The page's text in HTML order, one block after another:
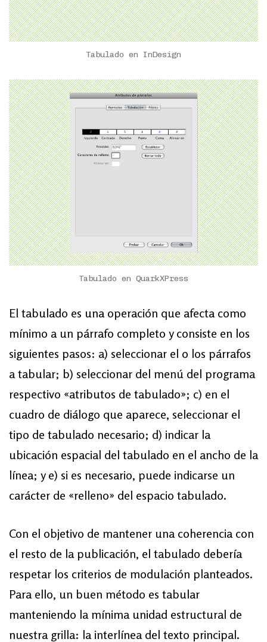
Tabulado en InDesign
Tabulado en QuarkXPress
El tabulado es una operación que afecta como
mínimo a un párrafo completo y consiste en los
siguientes pasos: a) seleccionar el o los párrafos
a tabular; b) seleccionar del menú del programa
respectivo «atributos de tabulado»; c) en el
cuadro de diálogo que aparece, seleccionar el
tipo de tabulado necesario; d) indicar la
ubicación espacial del tabulado en el ancho de la
línea; y e) si es necesario, puede indicarse un
carácter de «relleno» del espacio tabulado.
Con el objetivo de mantener una coherencia con
el resto de la publicación, el tabulado debería
respetar los criterios de modulación planteados.
Para ello, un buen método es tabular
manteniendo la mínima unidad estructural de
nuestra grilla: la interlínea del texto principal.